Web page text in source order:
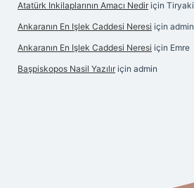
Atatürk Inkilaplarının Amacı Nedir için Tiryaki
Ankaranın En Işlek Caddesi Neresi için admin
Ankaranın En Işlek Caddesi Neresi için Emre
Başpiskopos Nasil Yazılır için admin